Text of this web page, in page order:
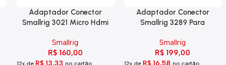
Adaptador Conector
Smallrig 3021 Micro Hdmi
Smallrig
R$ 160,00
Adaptador Conector
Smallrig 3289 Para
Smallrig
R$ 199,00